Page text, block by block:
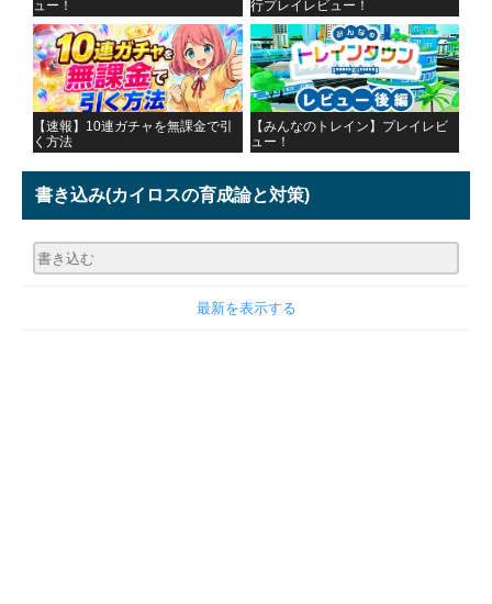
ュー！ 行プレイレビュー！
【速報】10連ガチャを無課金で引
く方法
【みんなのトレイン】プレイレビ
ュー！
書き込み(カイロスの育成論と対策)
最新を表示する